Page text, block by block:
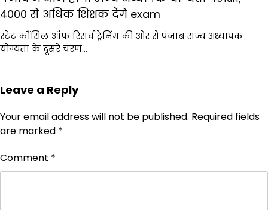
4000 से अधिक शिक्षक देंगे exam
स्टेट कौंसिल ऑफ रिसर्च ट्रेनिंग की ओर से पंजाब राज्य अध्यापक
योग्यता के दूसरे चरण…
Leave a Reply
Your email address will not be published. Required fields
are marked *
Comment *